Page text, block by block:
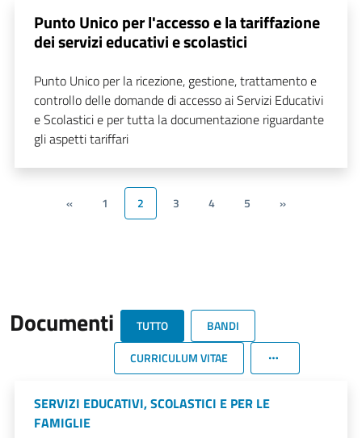
Punto Unico per l'accesso e la tariffazione
dei servizi educativi e scolastici
Punto Unico per la ricezione, gestione, trattamento e
controllo delle domande di accesso ai Servizi Educativi
e Scolastici e per tutta la documentazione riguardante
gli aspetti tariffari
« 1 2 3 4 5 »
Documenti TUTTO
BANDI
CURRICULUM VITAE
SERVIZI EDUCATIVI, SCOLASTICI E PER LE
FAMIGLIE